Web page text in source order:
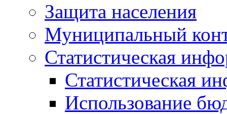
Защита населения
Муниципальный
Статистическая
Статистическая
Использование